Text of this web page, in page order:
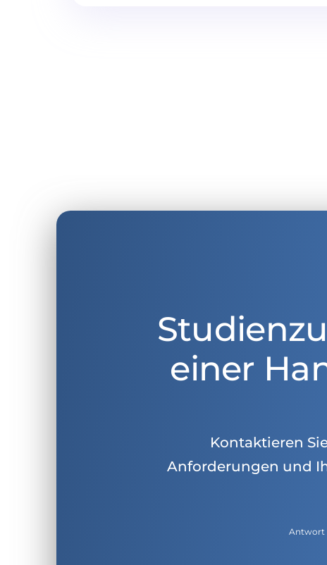
einer
Kontaktieren
Anforderungen und
Antwort